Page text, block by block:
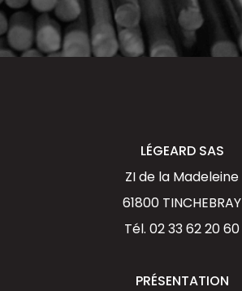
LÉGEARD SAS
ZI de la Madeleine
61800 TINCHEBRAY
Tél. 02 33 62 20 60
PRÉSENTATION